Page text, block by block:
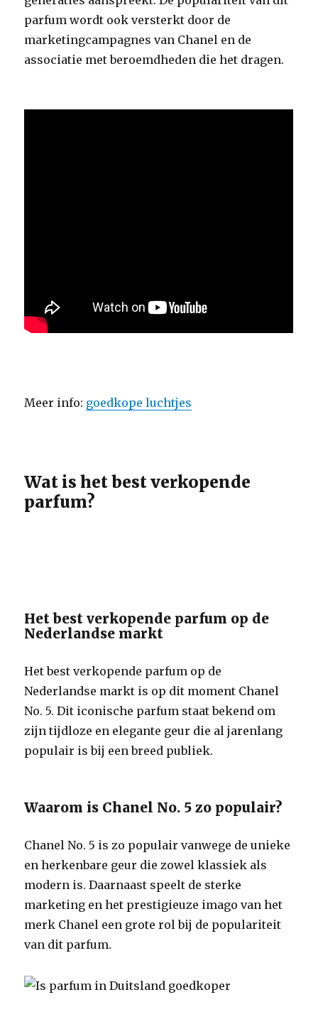
parfum wordt ook versterkt door de
marketingcampagnes van Chanel en de
associatie met beroemdheden die het dragen.
Meer info: goedkope luchtjes
Wat is het best verkopende
parfum?
Het best verkopende parfum op de
Nederlandse markt
Het best verkopende parfum op de
Nederlandse markt is op dit moment Chanel
No. 5. Dit iconische parfum staat bekend om
zijn tijdloze en elegante geur die al jarenlang
populair is bij een breed publiek.
Waarom is Chanel No. 5 zo populair?
Chanel No. 5 is zo populair vanwege de unieke
en herkenbare geur die zowel klassiek als
modern is. Daarnaast speelt de sterke
marketing en het prestigieuze imago van het
merk Chanel een grote rol bij de populariteit
van dit parfum.